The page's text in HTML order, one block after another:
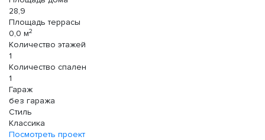
28,9
Площадь террасы
0,0 м2
Количество этажей
1
Количество спален
1
Гараж
без гаража
Стиль
Классика
Посмотреть проект